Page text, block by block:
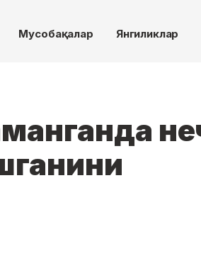
Мусобақалар Янгиликлар